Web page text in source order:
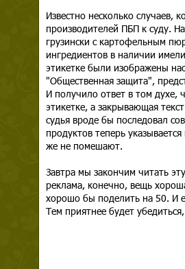
Известно несколько случаев,
производителей ПБП к суду.
грузински с картофельным
ингредиентов в наличии
этикетке были изображены
"Общественная защита",
И получило ответ в том духе,
этикетке, а закрывающая
судья вроде бы последовал
продуктов теперь
же не помешают.
Завтра мы закончим читать
реклама, конечно, вещь
хорошо бы поделить на 50. И
Тем приятнее будет